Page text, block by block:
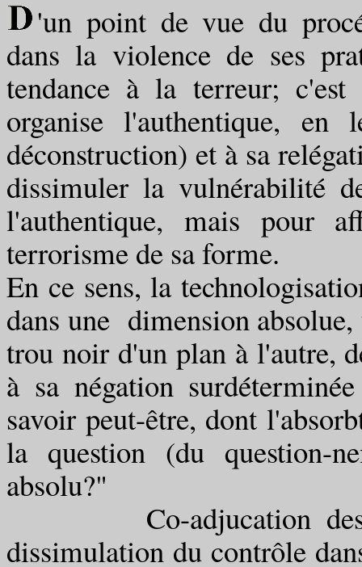
'un point de vue du
dans la violence de ses
tendance à la terreur;
organise l'authentique,
déconstruction) et à sa
dissimuler la vulnérabilité
l'authentique, mais pour
terrorisme de sa forme.
En ce sens, la
dans une dimension
trou noir d'un plan à l'autre,
à sa négation
savoir peut-être, dont
la question (du question-
absolu?"
Co-adjucation des
dissimulation du contrôle